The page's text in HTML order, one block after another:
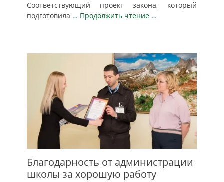
Соответствующий проект закона, который
подготовила … Продолжить чтение …
Благодарность от администрации
школы за хорошую работу